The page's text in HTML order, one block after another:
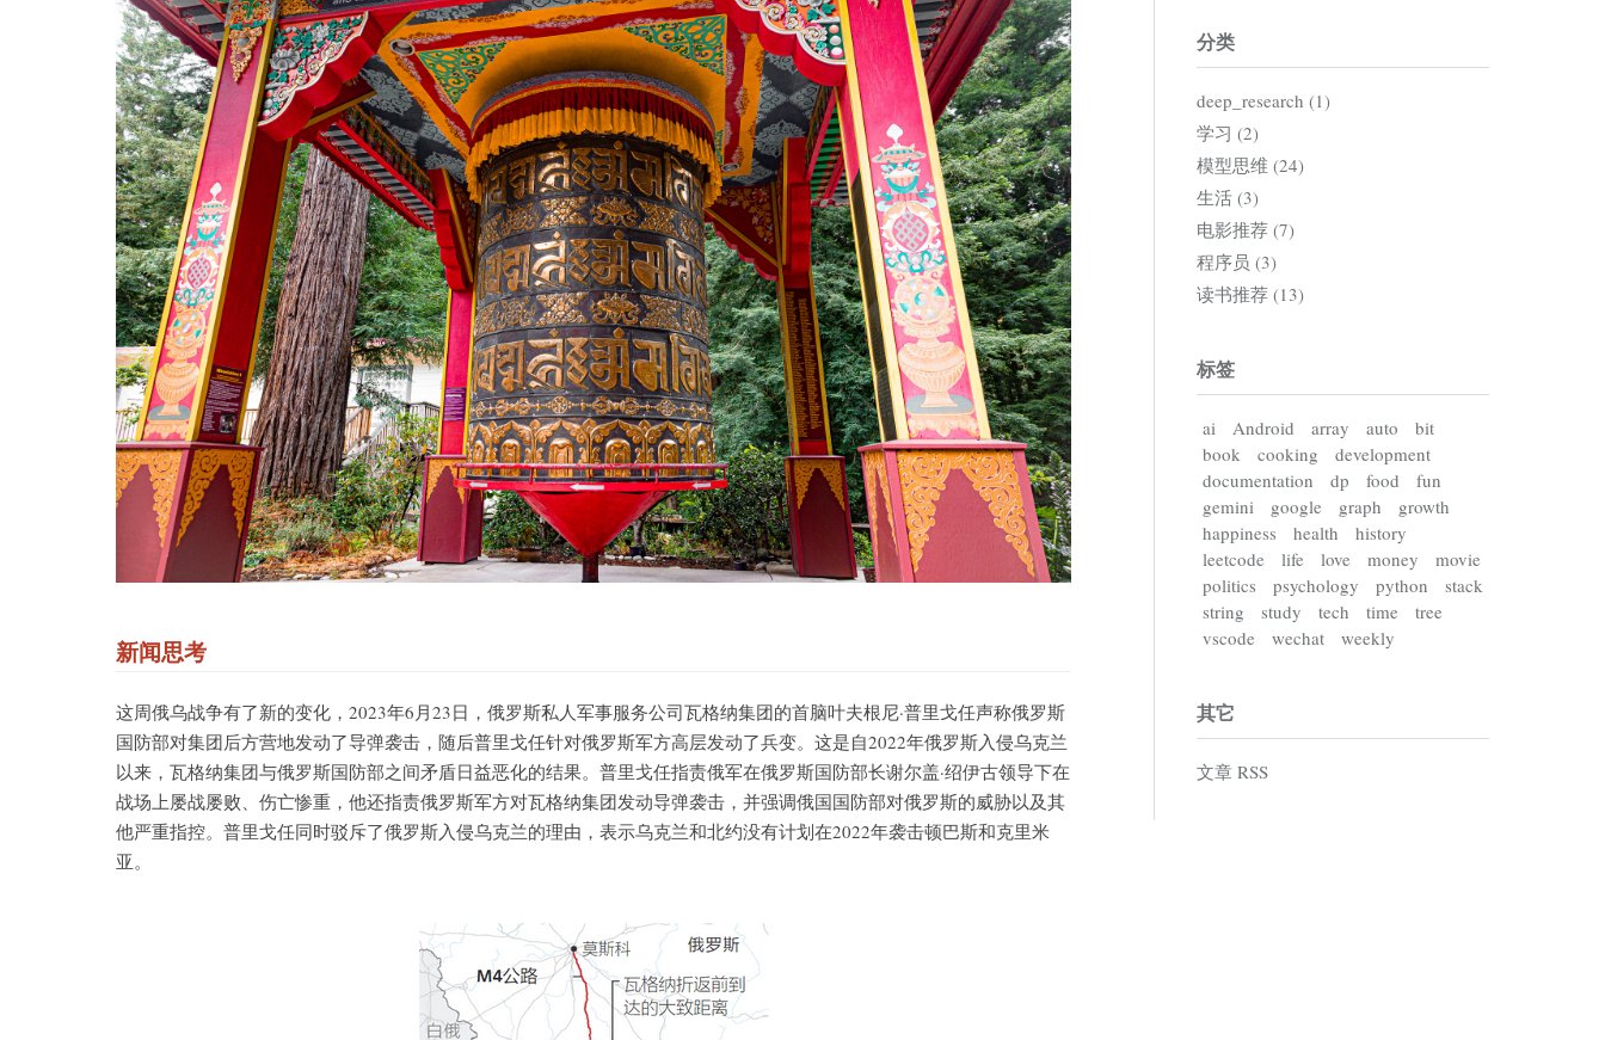
新闻思考
这周俄乌战争有了新的变化，2023年6月23日，俄罗斯私人军事服务公司瓦格纳集团的首脑叶夫根尼·普里戈任声称俄罗斯
国防部对集团后方营地发动了导弹袭击，随后普里戈任针对俄罗斯军方高层发动了兵变。这是自2022年俄罗斯入侵乌克兰
以来，瓦格纳集团与俄罗斯国防部之间矛盾日益恶化的结果。普里戈任指责俄军在俄罗斯国防部长谢尔盖·绍伊古领导下在
战场上屡战屡败、伤亡惨重，他还指责俄罗斯军方对瓦格纳集团发动导弹袭击，并强调俄国国防部对俄罗斯的威胁以及其
他严重指控。普里戈任同时驳斥了俄罗斯入侵乌克兰的理由，表示乌克兰和北约没有计划在2022年袭击顿巴斯和克里米
亚。
分类
deep_research (1)
学习 (2)
模型思维 (24)
生活 (3)
电影推荐 (7)
程序员 (3)
读书推荐 (13)
标签
ai Android array auto
bit
book
cooking
development
documentation
dp food
fun
gemini
google graph
growth
happiness
health
history
leetcode
life love money
movie
politics
psychology python
stack
string
study tech time
tree
vscode
wechat weekly
其它
文章 RSS